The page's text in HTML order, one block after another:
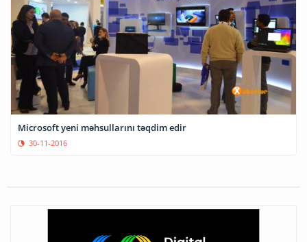
Microsoft yeni məhsullarını təqdim edir
30-11-2016